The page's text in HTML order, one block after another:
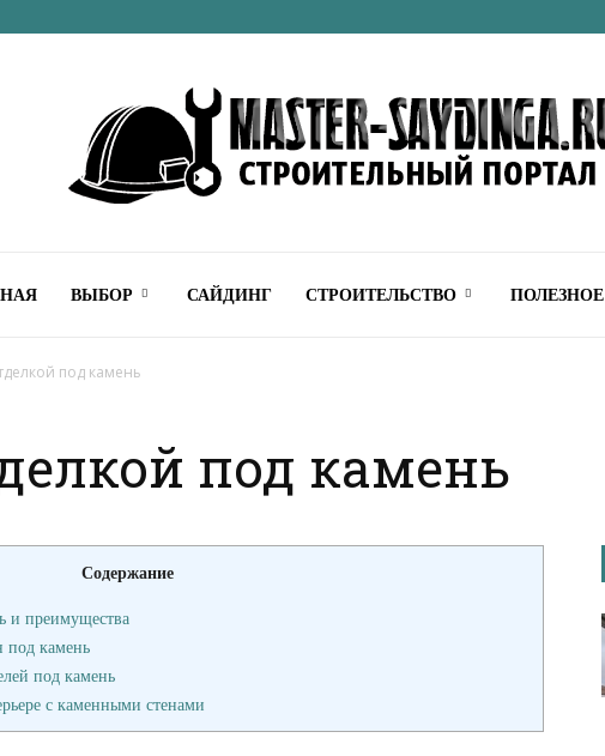
Строительный
ВЫБОР САЙДИНГ СТРОИТЕЛЬСТВО ПОЛЕЗНОЕ
под камень
под камень
Содержание
и преимущества
под камень
под камень
с каменными стенами